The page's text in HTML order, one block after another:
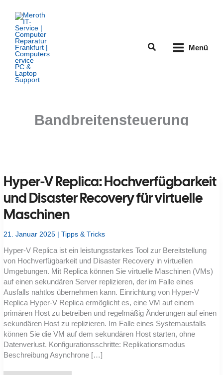
Inhalt
springen
Suchen Menü
Bandbreitensteuerung
Hyper-V Replica: Hochverfügbarkeit
und Disaster Recovery für virtuelle
Maschinen
21. Januar 2025 |Tipps & Tricks
Hyper-V Replica ist ein leistungsstarkes Tool zur Bereitstellung
von Hochverfügbarkeit und Disaster Recovery in virtuellen
Umgebungen. Mit Replica können Sie virtuelle Maschinen (VMs)
auf einen sekundären Server replizieren, der im Falle eines
Ausfalls nahtlos übernehmen kann. Einrichtung von Hyper-V
Replica Hyper-V Replica ermöglicht es, eine VM auf einem
primären Host zu betreiben und regelmäßig Änderungen auf einen
sekundären Host zu replizieren. Im Falle eines Systemausfalls
können Sie die VM auf dem sekundären Host starten, ohne
Datenverlust. Konfigurationsschritte: Replikationsmodus
Beschreibung Asynchrone […]